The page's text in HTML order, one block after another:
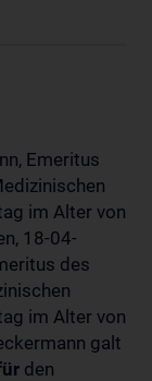
Emeritus
im Alter von
18-04-
des
im Alter von
galt
den